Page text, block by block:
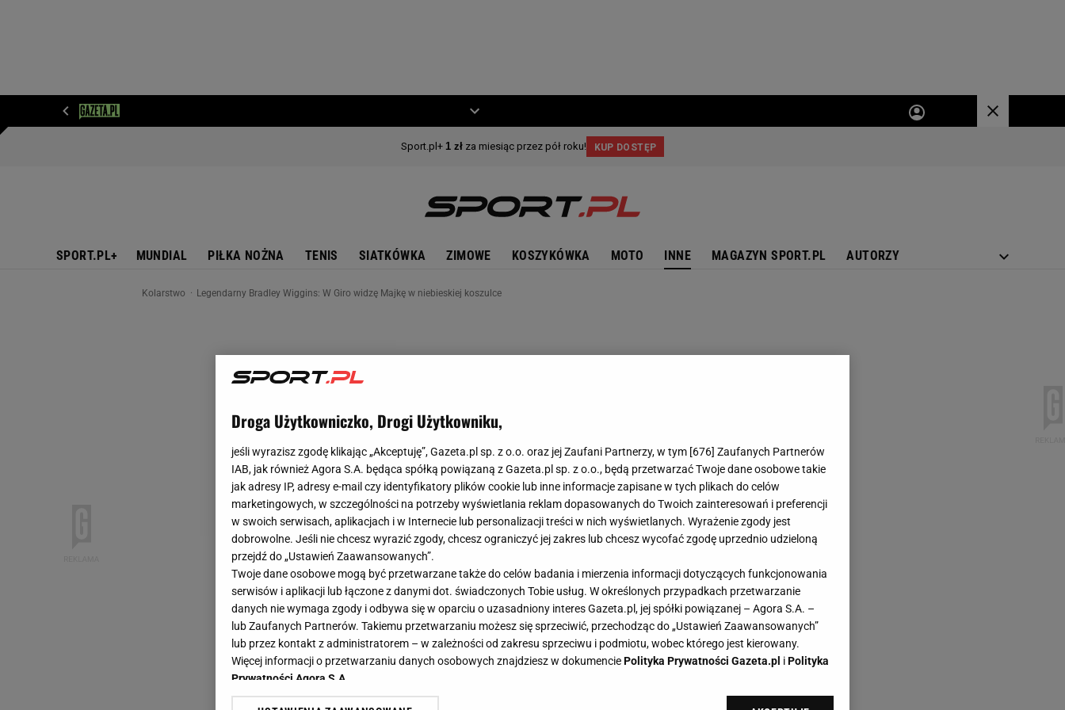
SPORT.PL+ MUNDIAL PIŁKA NOŻNA TENIS SIATKÓWKA ZIMOWE KOSZYKÓWKA MOTO INNE MAGAZYN SPORT.PL AUTORZY
Kolarstwo Legendarny Bradley Wiggins: W Giro widzę Majkę w niebieskiej koszulce
Droga Użytkowniczko, Drogi Użytkowniku,
jeśli wyrazisz zgodę klikając „Akceptuję”, Gazeta.pl sp. z o.o. oraz jej Zaufani Partnerzy, w tym [676] Zaufanych Partnerów
IAB, jak również Agora S.A. będąca spółką powiązaną z Gazeta.pl sp. z o.o., będą przetwarzać Twoje dane osobowe takie
jak adresy IP, adresy e-mail czy identyfikatory plików cookie lub inne informacje zapisane w tych plikach do celów
marketingowych, w szczególności na potrzeby wyświetlania reklam dopasowanych do Twoich zainteresowań i preferencji
w swoich serwisach, aplikacjach i w Internecie lub personalizacji treści w nich wyświetlanych. Wyrażenie zgody jest
dobrowolne. Jeśli nie chcesz wyrazić zgody, chcesz ograniczyć jej zakres lub chcesz wycofać zgodę uprzednio udzieloną
przejdź do „Ustawień Zaawansowanych”.
Twoje dane osobowe mogą być przetwarzane także do celów badania i mierzenia informacji dotyczących funkcjonowania
serwisów i aplikacji lub łączone z danymi dot. świadczonych Tobie usług. W określonych przypadkach przetwarzanie
danych nie wymaga zgody i odbywa się w oparciu o uzasadniony interes Gazeta.pl, jej spółki powiązanej – Agora S.A. –
lub Zaufanych Partnerów. Takiemu przetwarzaniu możesz się sprzeciwić, przechodząc do „Ustawień Zaawansowanych”
lub przez kontakt z administratorem – w zależności od zakresu sprzeciwu i podmiotu, wobec którego jest kierowany.
Więcej informacji o przetwarzaniu danych osobowych znajdziesz w dokumenciePolityka Prywatności Gazeta.pl iPolityka
Prywatności Agora S.A.